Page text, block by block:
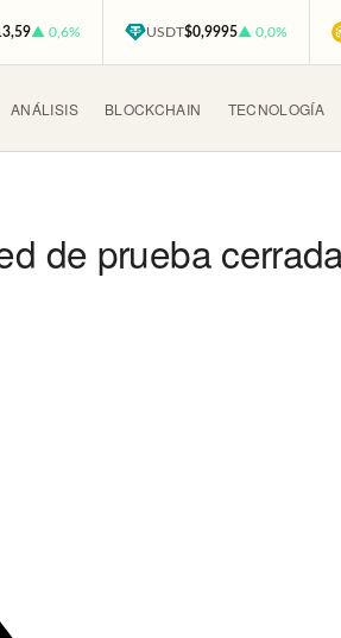
▲ 0,6% USDT$0,9995▲ 0,0%
ANÁLISIS BLOCKCHAIN TECNOLOGÍA
de prueba